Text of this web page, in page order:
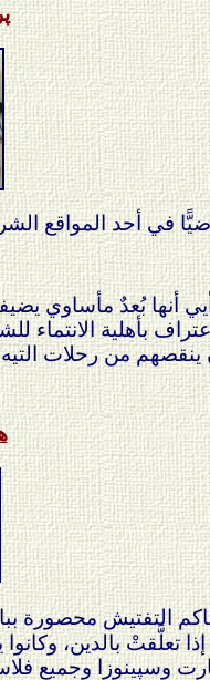
في أحد المواقع
أنها بُعدٌ مأساوي
بأهلية الانتماء
من رحلات التيه
التفتيش محصورة
تعلَّقتْ بالدين،
وسپينوزا وجميع